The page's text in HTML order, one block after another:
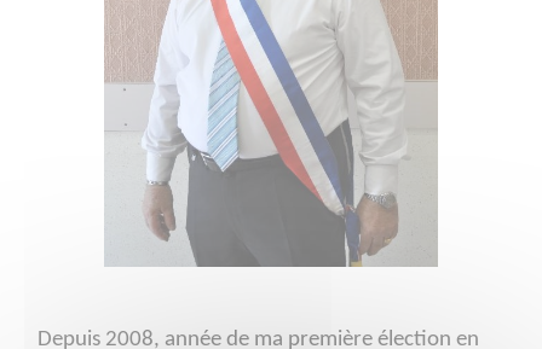
Depuis 2008, année de ma première élection en